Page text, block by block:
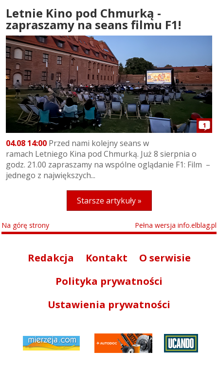
Letnie Kino pod Chmurką -
zapraszamy na seans filmu F1!
1
04.08 14:00 Przed nami kolejny seans w
ramach Letniego Kina pod Chmurką. Już 8 sierpnia o
godz. 21.00 zapraszamy na wspólne oglądanie F1: Film –
jednego z największych...
Starsze artykuły »
Na górę strony Pełna wersja info.elblag.pl
Redakcja Kontakt
O serwisie
Polityka prywatności
Ustawienia prywatności